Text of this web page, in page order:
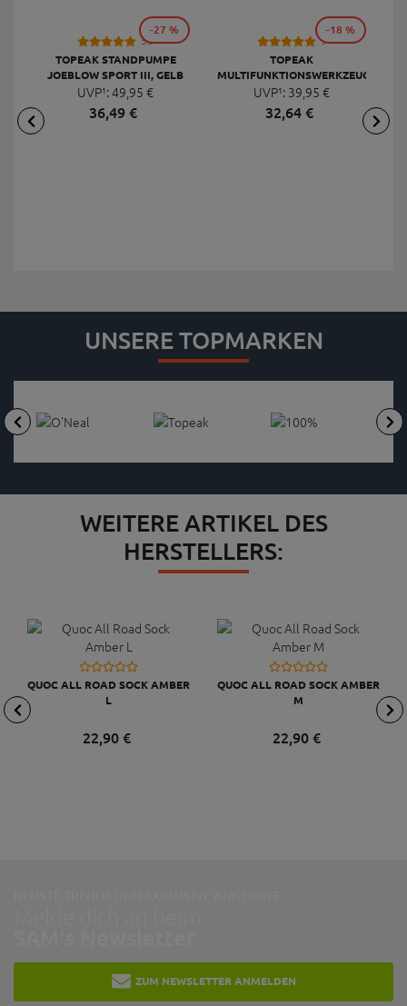
53
TOPEAK STANDPUMPE
JOEBLOW SPORT III, GELB
UVP¹:49,95 €
36,49€
-27 %
9
TOPEAK
MULTIFUNKTIONSWERKZEUG
MINI 20 PRO
UVP¹: 39,95 €
32,64€
-18 %
UNSERE TOPMARKEN
WEITERE ARTIKEL DES
HERSTELLERS:
QUOC ALL ROAD SOCK AMBER
L
22,90 €
QUOC ALL ROAD SOCK AMBER
M
22,90 €
ZUM NEWSLETTER ANMELDEN